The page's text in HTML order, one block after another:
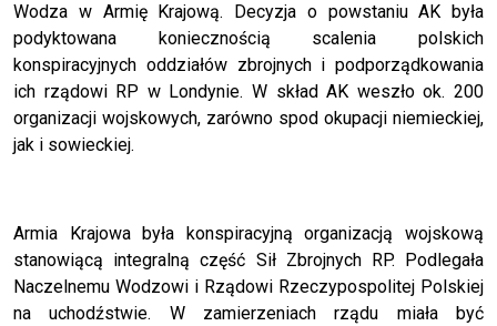
Wodza w Armię Krajową. Decyzja o powstaniu AK była
podyktowana koniecznością scalenia polskich
konspiracyjnych oddziałów zbrojnych i podporządkowania
ich rządowi RP w Londynie. W skład AK weszło ok. 200
organizacji wojskowych, zarówno spod okupacji niemieckiej,
jak i sowieckiej.
Armia Krajowa była konspiracyjną organizacją wojskową
stanowiącą integralną część Sił Zbrojnych RP. Podlegała
Naczelnemu Wodzowi i Rządowi Rzeczypospolitej Polskiej
na uchodźstwie. W zamierzeniach rządu miała być